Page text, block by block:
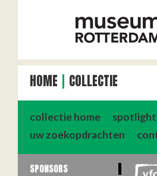
HOME COLLECTIE
collectie home spotlight
uw zoekopdrachten
SPONSORS